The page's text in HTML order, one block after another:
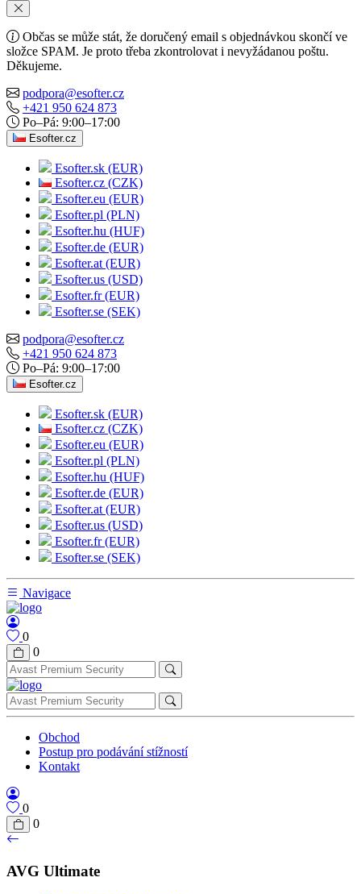
Občas se může stát, že doručený email s objednávkou skončí ve
složce SPAM. Je proto třeba zkontrolovat i nevyžádanou poštu.
Děkujeme.
podpora@esofter.cz
+421 950 624 873
Po–Pá: 9:00–17:00
Esofter.cz
Esofter.sk (EUR)
Esofter.cz (CZK)
Esofter.eu (EUR)
Esofter.pl (PLN)
Esofter.hu (HUF)
Esofter.de (EUR)
Esofter.at (EUR)
Esofter.us (USD)
Esofter.fr (EUR)
Esofter.se (SEK)
podpora@esofter.cz
+421 950 624 873
Po–Pá: 9:00–17:00
Esofter.cz
Esofter.sk (EUR)
Esofter.cz (CZK)
Esofter.eu (EUR)
Esofter.pl (PLN)
Esofter.hu (HUF)
Esofter.de (EUR)
Esofter.at (EUR)
Esofter.us (USD)
Esofter.fr (EUR)
Esofter.se (SEK)
Navigace
0
0
Obchod
Postup pro podávání stížností
Kontakt
0
0
AVG Ultimate